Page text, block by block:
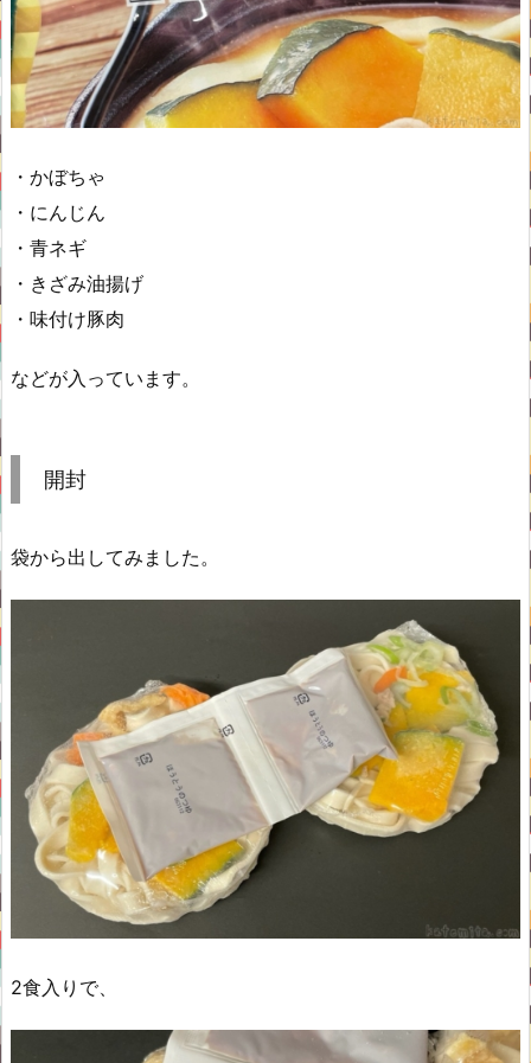
・かぼちゃ
・にんじん
・青ネギ
・きざみ油揚げ
・味付け豚肉
などが入っています。
開封
袋から出してみました。
2食入りで、